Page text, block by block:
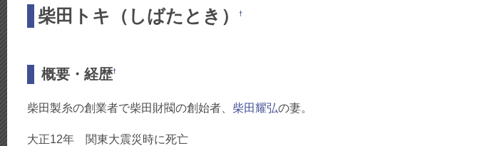
柴田トキ（しばたとき） †
概要・経歴†
柴田製糸の創業者で柴田財閥の創始者、 柴田耀弘の妻。
大正12年 関東大震災時に死亡